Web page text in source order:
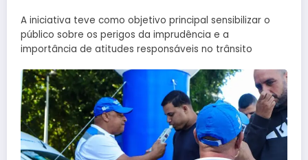
A iniciativa teve como objetivo principal sensibilizar o
público sobre os perigos da imprudência e a
importância de atitudes responsáveis no trânsito